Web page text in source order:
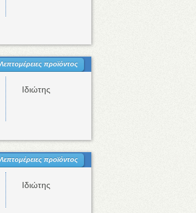
Λεπτομέρειες προϊόντος
Ιδιώτης
Λεπτομέρειες προϊόντος
Ιδιώτης